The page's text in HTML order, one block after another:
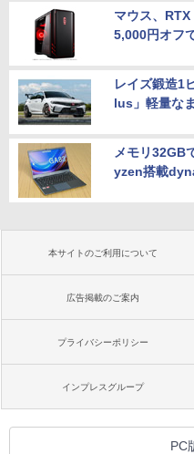
マウス、
5,000円オフ
レイズ鍛造1
lus」軽量な
メモリ32GB
yzen搭載
本サイトのご利用について
広告掲載のご案内
プライバシーポリシー
インプレスグループ
PC